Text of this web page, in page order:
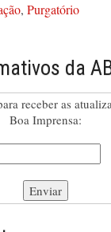
, Purgatório
da
receber as
Boa Imprensa: